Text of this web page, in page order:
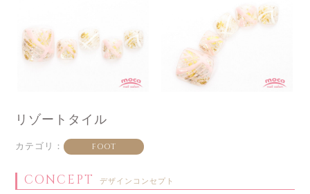
リゾートタイル
カテゴリ： FOOT
CONCEPT デザインコンセプト